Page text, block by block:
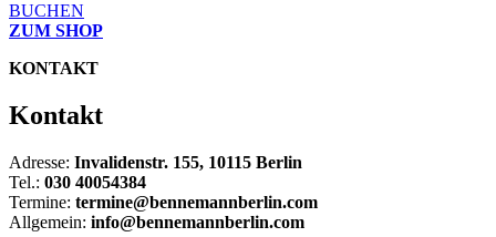
BUCHEN
ZUM SHOP
KONTAKT
Kontakt
Adresse: Invalidenstr. 155, 10115 Berlin
Tel.: 030 40054384
Termine: termine@bennemannberlin.com
Allgemein: info@bennemannberlin.com